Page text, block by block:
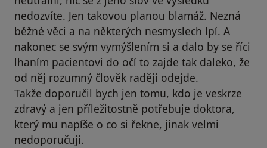
nedozvíte. Jen takovou planou blamáž. Nezná
běžné věci a na některých nesmyslech lpí. A
nakonec se svým vymýšlením si a dalo by se říci
lhaním pacientovi do očí to zajde tak daleko, že
od něj rozumný člověk raději odejde.
Takže doporučil bych jen tomu, kdo je veskrze
zdravý a jen příležitostně potřebuje doktora,
který mu napíše o co si řekne, jinak velmi
nedoporučuji.